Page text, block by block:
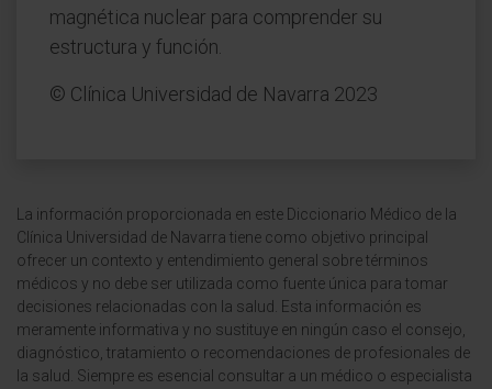
magnética nuclear para comprender su
estructura y función.
© Clínica Universidad de Navarra 2023
La información proporcionada en este Diccionario Médico de la
Clínica Universidad de Navarra tiene como objetivo principal
ofrecer un contexto y entendimiento general sobre términos
médicos y no debe ser utilizada como fuente única para tomar
decisiones relacionadas con la salud. Esta información es
meramente informativa y no sustituye en ningún caso el consejo,
diagnóstico, tratamiento o recomendaciones de profesionales de
la salud. Siempre es esencial consultar a un médico o especialista